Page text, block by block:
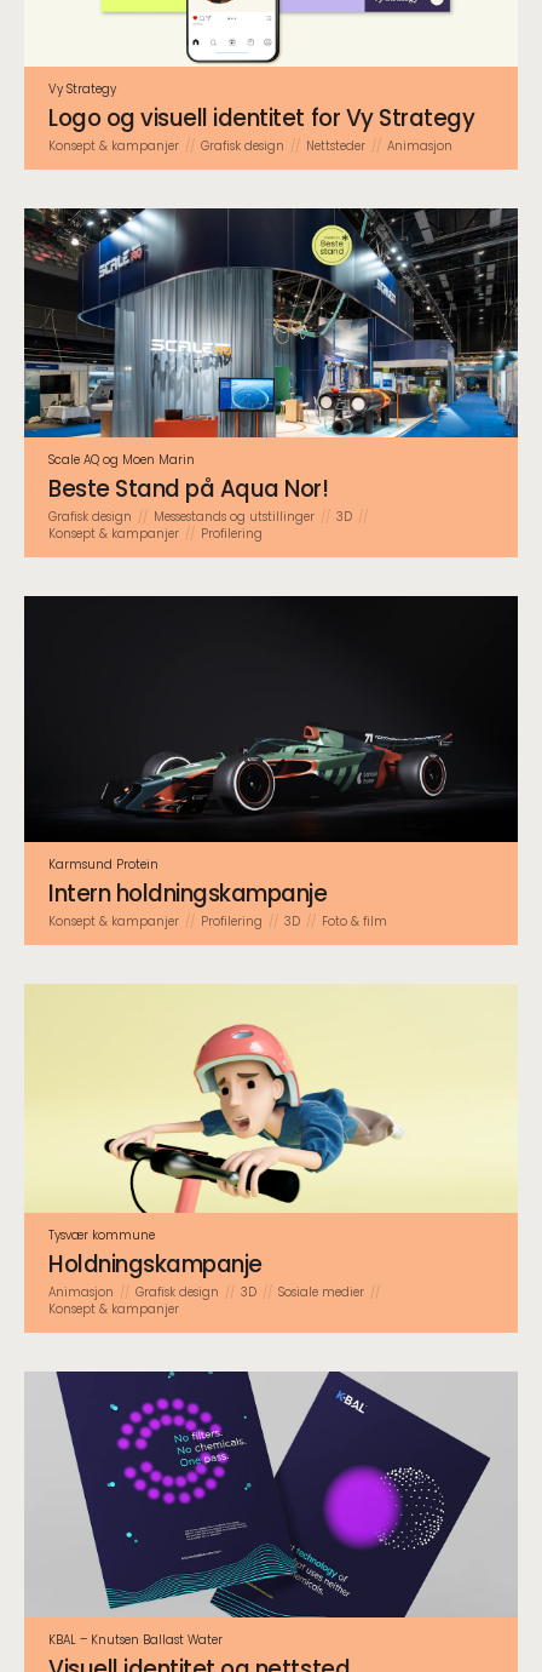
Vy Strategy
Logo og visuell identitet for Vy Strategy
Konsept & kampanjer Grafisk design Nettsteder Animasjon
Scale AQ og Moen Marin
Beste Stand på Aqua Nor!
Grafisk design Messestands og utstillinger
3D
Konsept & kampanjer
Profilering
Karmsund Protein
Intern holdnings­kampanje
Konsept & kampanjer Profilering 3D Foto & film
Tysvær kommune
Holdnings­kampanje
Animasjon Grafisk design 3D
Sosiale medier
Konsept & kampanjer
KBAL – Knutsen Ballast Water